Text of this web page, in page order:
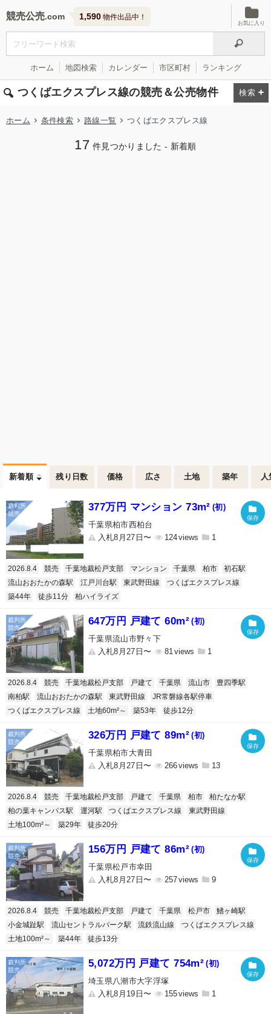
競売公売 1,590 物件出品中！
お気に入り
ホーム 地図検索 カレンダー 市区町村 ランキング
つくばエクスプレス線の競売＆公売物件
ホーム 条件検索 路線一覧 つくばエクスプレス線
17 件見つかりました - 新着順
新着順 残り日数 価格 広さ 土地 築年 人
377万円 マンション 73m² (初)
千葉県柏市西柏台
入札8月27日〜
124 1
2026.8.4 競売 千葉地裁松戸支部 マンション 千葉県 柏市
初石駅
流山おおたかの森駅
江戸川台駅 東武野田線
つくばエクスプレス線
築44年
徒歩11分 柏ハイライズ
647万円 戸建て 60m² (初)
千葉県流山市野々下
入札8月27日〜
81 1
2026.8.4 競売 千葉地裁松戸支部 戸建て 千葉県 流山市
豊四季駅
南柏駅
流山おおたかの森駅 東武野田線
JR常磐線各駅停車
つくばエクスプレス線
土地60m²～ 築53年 徒歩12分
326万円 戸建て 89m² (初)
千葉県柏市大青田
入札8月27日〜
266 13
2026.8.4 競売 千葉地裁松戸支部 戸建て 千葉県 柏市
柏たなか駅
柏の葉キャンパス駅
運河駅 つくばエクスプレス線
東武野田線
土地100m²～
築29年 徒歩20分
156万円 戸建て 86m² (初)
千葉県松戸市幸田
入札8月27日〜
257 9
2026.8.4 競売 千葉地裁松戸支部 戸建て 千葉県 松戸市
鰭ヶ崎駅
小金城趾駅
流山セントラルパーク駅 流鉄流山線
つくばエクスプレス線
土地100m²～
築44年 徒歩13分
5,072万円 戸建て 754m² (初)
埼玉県八潮市大字浮塚
入札8月19日〜
155 1